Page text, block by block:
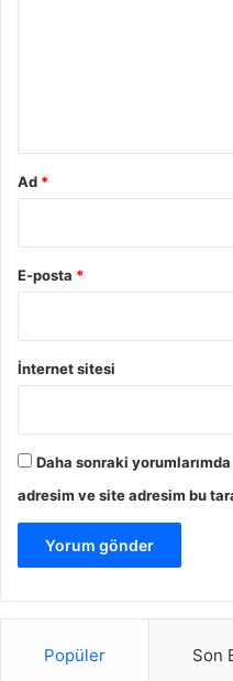
Ad *
E-posta *
İnternet sitesi
Daha sonraki
adresim ve site adresim bu
Popüler Son